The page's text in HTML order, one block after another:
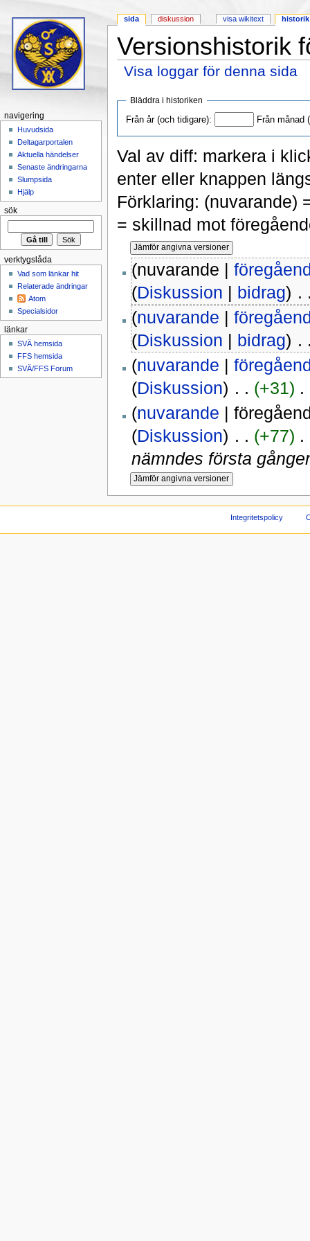
Versionshistorik
Visa loggar för denna sida
Bläddra i historiken
Från år (och tidigare): Från månad
Val av diff: markera i
enter eller knappen
Förklaring: (nuvarande)
= skillnad mot
(nuvarande |
(Diskussion | bidrag)
(nuvarande |
(Diskussion | bidrag)
(nuvarande |
(Diskussion) ‎ . . (+31)
(nuvarande |
(Diskussion) ‎ . . (+77)
nämndes första
sida diskussion visa wikitext historik
navigering
Huvudsida
Deltagarportalen
Aktuella händelser
Senaste ändringarna
Slumpsida
Hjälp
sök
verktygslåda
Vad som länkar hit
Relaterade ändringar
Atom
Specialsidor
länkar
SVÄ hemsida
FFS hemsida
SVÄ/FFS Forum
Integritetspolicy